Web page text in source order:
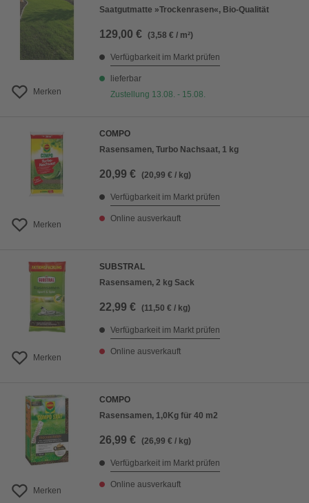
Merken
Saatgutmatte »Trockenrasen«, Bio-Qualität
129,00 € (3,58 € / m²)
Verfügbarkeit im Markt prüfen
lieferbar
Zustellung 13.08. - 15.08.
Merken
COMPO
Rasensamen, Turbo Nachsaat, 1 kg
20,99 € (20,99 € / kg)
Verfügbarkeit im Markt prüfen
Online ausverkauft
Merken
SUBSTRAL
Rasensamen, 2 kg Sack
22,99 € (11,50 € / kg)
Verfügbarkeit im Markt prüfen
Online ausverkauft
Merken
COMPO
Rasensamen, 1,0Kg für 40 m2
26,99 € (26,99 € / kg)
Verfügbarkeit im Markt prüfen
Online ausverkauft